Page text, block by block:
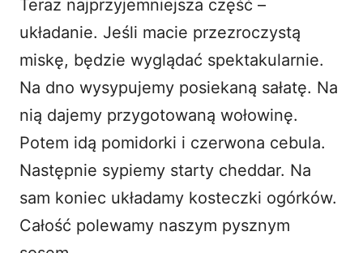
Teraz najprzyjemniejsza część –
układanie. Jeśli macie przezroczystą
miskę, będzie wyglądać spektakularnie.
Na dno wysypujemy posiekaną sałatę. Na
nią dajemy przygotowaną wołowinę.
Potem idą pomidorki i czerwona cebula.
Następnie sypiemy starty cheddar. Na
sam koniec układamy kosteczki ogórków.
Całość polewamy naszym pysznym